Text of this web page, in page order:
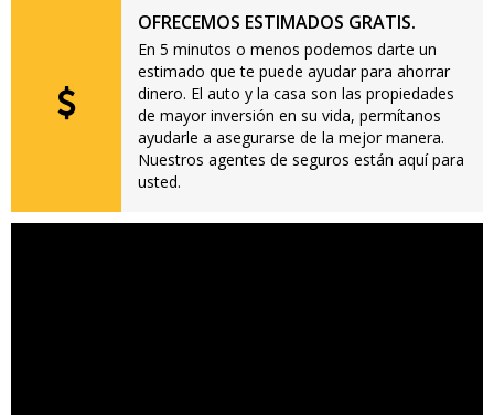
OFRECEMOS ESTIMADOS GRATIS.
En 5 minutos o menos podemos darte un
estimado que te puede ayudar para ahorrar
dinero. El auto y la casa son las propiedades
de mayor inversión en su vida, permítanos
ayudarle a asegurarse de la mejor manera.
Nuestros agentes de seguros están aquí para
usted.